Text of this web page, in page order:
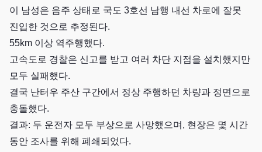
이 남성은 음주 상태로 국도 3호선 남행 내선 차로에 잘못
진입한 것으로 추정된다.
55km 이상 역주행했다.
고속도로 경찰은 신고를 받고 여러 차단 지점을 설치했지만
모두 실패했다.
결국 난터우 주산 구간에서 정상 주행하던 차량과 정면으로
충돌했다.
결과: 두 운전자 모두 부상으로 사망했으며, 현장은 몇 시간
동안 조사를 위해 폐쇄되었다.